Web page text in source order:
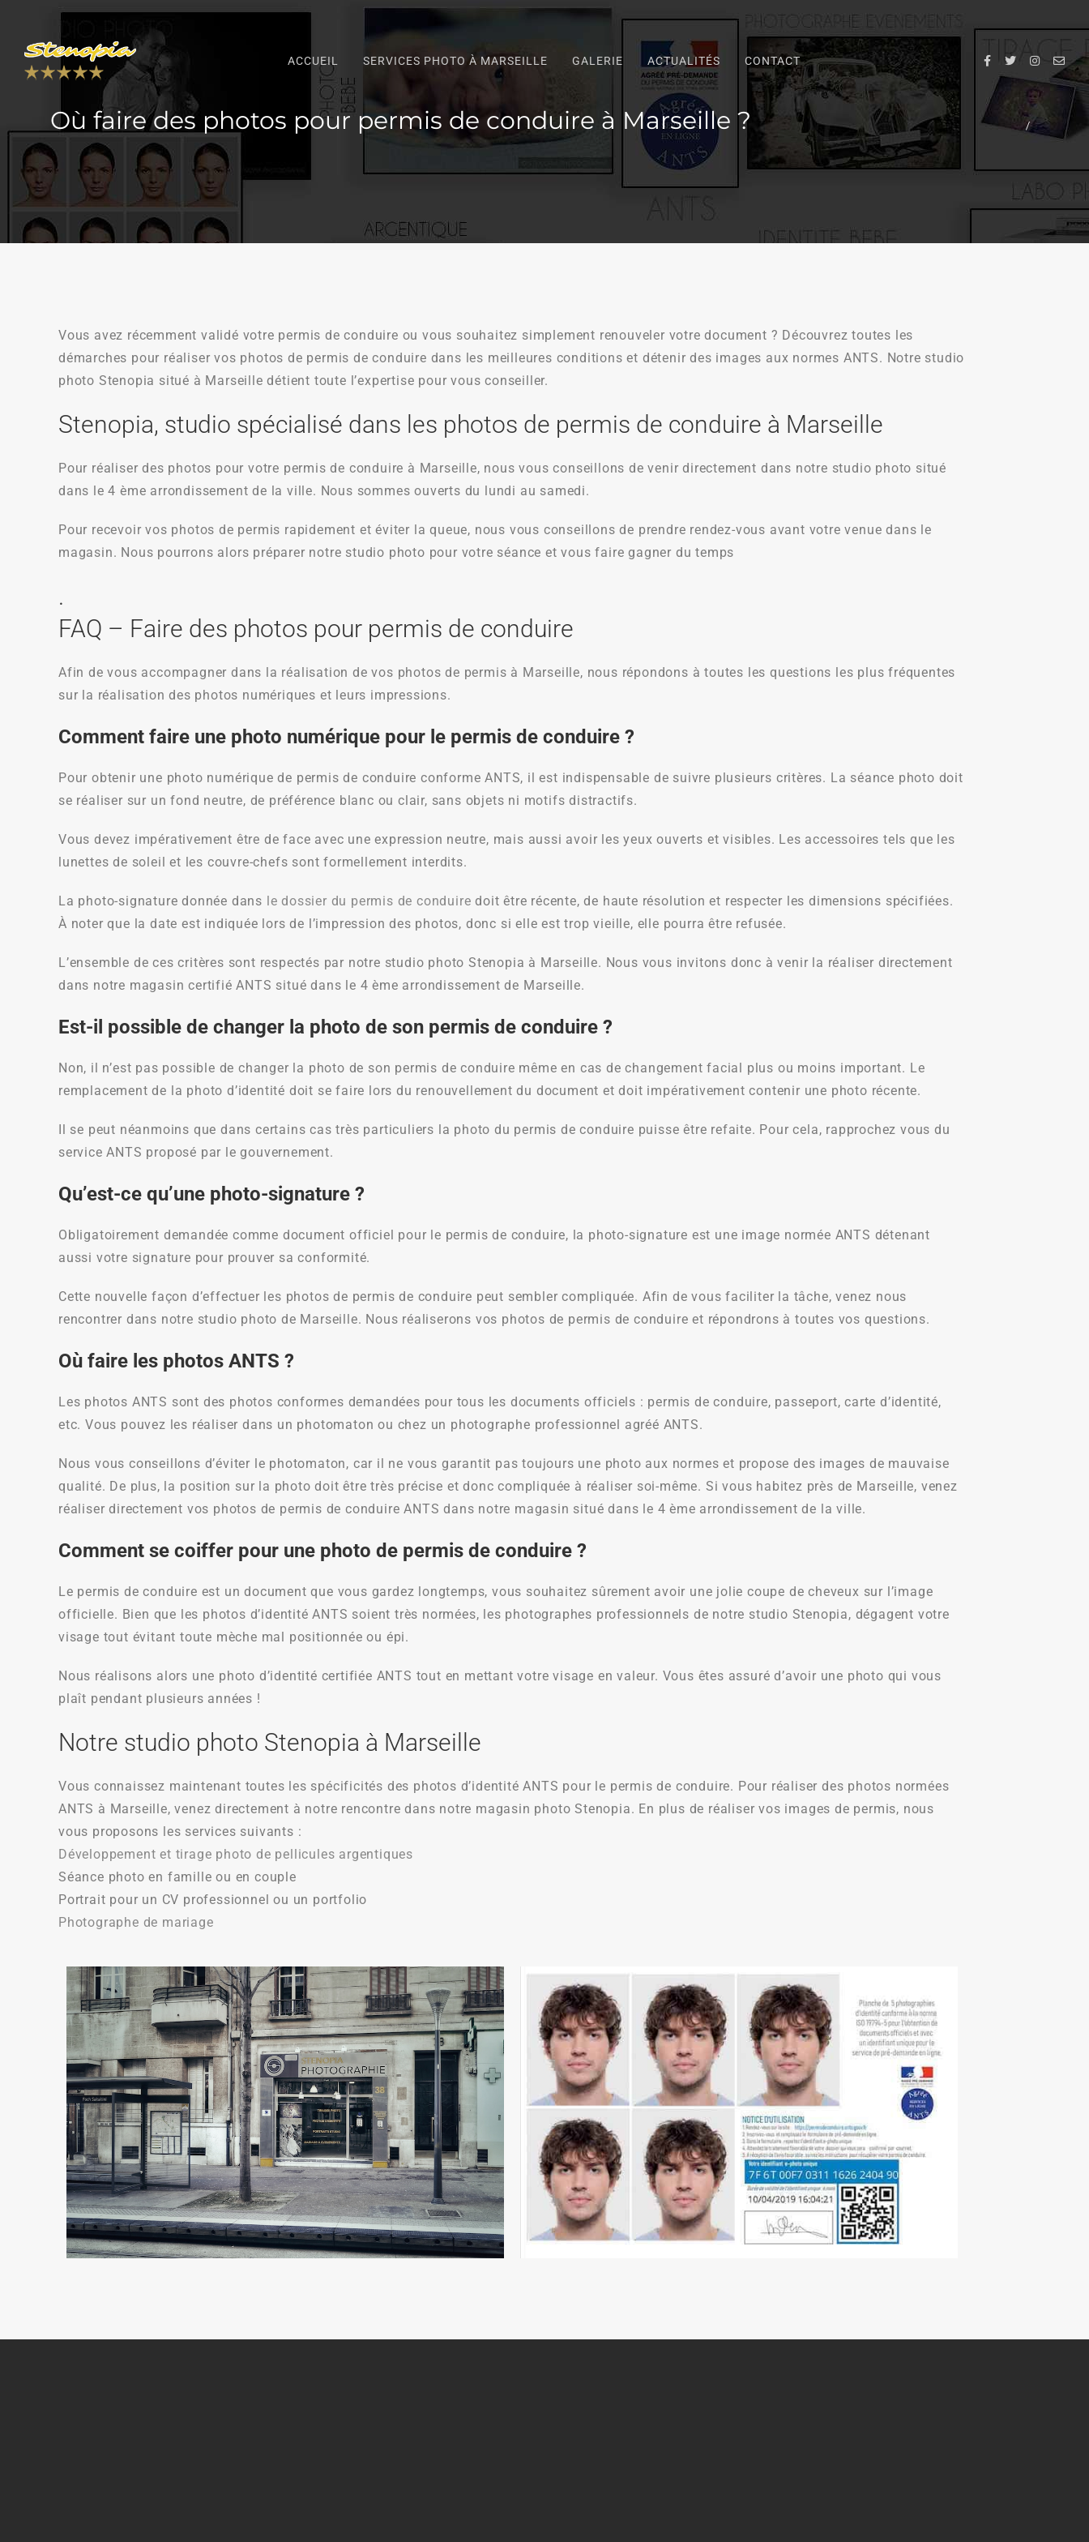
ACCUEIL SERVICES PHOTO À MARSEILLE GALERIE ACTUALITÉS CONTACT
Où faire des photos pour permis de conduire à Marseille ? /
Vous avez récemment validé votre permis de conduire ou vous souhaitez simplement renouveler votre document ? Découvrez toutes les
démarches pour réaliser vos photos de permis de conduire dans les meilleures conditions et détenir des images aux normes ANTS. Notre studio
photo Stenopia situé à Marseille détient toute l’expertise pour vous conseiller.
Stenopia, studio spécialisé dans les photos de permis de conduire à Marseille
Pour réaliser des photos pour votre permis de conduire à Marseille, nous vous conseillons de venir directement dans notre studio photo situé
dans le 4 ème arrondissement de la ville. Nous sommes ouverts du lundi au samedi.
Pour recevoir vos photos de permis rapidement et éviter la queue, nous vous conseillons de prendre rendez-vous avant votre venue dans le
magasin. Nous pourrons alors préparer notre studio photo pour votre séance et vous faire gagner du temps
.
FAQ – Faire des photos pour permis de conduire
Afin de vous accompagner dans la réalisation de vos photos de permis à Marseille, nous répondons à toutes les questions les plus fréquentes
sur la réalisation des photos numériques et leurs impressions.
Comment faire une photo numérique pour le permis de conduire ?
Pour obtenir une photo numérique de permis de conduire conforme ANTS, il est indispensable de suivre plusieurs critères. La séance photo doit
se réaliser sur un fond neutre, de préférence blanc ou clair, sans objets ni motifs distractifs.
Vous devez impérativement être de face avec une expression neutre, mais aussi avoir les yeux ouverts et visibles. Les accessoires tels que les
lunettes de soleil et les couvre-chefs sont formellement interdits.
La photo-signature donnée dans le dossier du permis de conduire doit être récente, de haute résolution et respecter les dimensions spécifiées.
À noter que la date est indiquée lors de l’impression des photos, donc si elle est trop vieille, elle pourra être refusée.
L’ensemble de ces critères sont respectés par notre studio photo Stenopia à Marseille. Nous vous invitons donc à venir la réaliser directement
dans notre magasin certifié ANTS situé dans le 4 ème arrondissement de Marseille.
Est-il possible de changer la photo de son permis de conduire ?
Non, il n’est pas possible de changer la photo de son permis de conduire même en cas de changement facial plus ou moins important. Le
remplacement de la photo d’identité doit se faire lors du renouvellement du document et doit impérativement contenir une photo récente.
Il se peut néanmoins que dans certains cas très particuliers la photo du permis de conduire puisse être refaite. Pour cela, rapprochez vous du
service ANTS proposé par le gouvernement.
Qu’est-ce qu’une photo-signature ?
Obligatoirement demandée comme document officiel pour le permis de conduire, la photo-signature est une image normée ANTS détenant
aussi votre signature pour prouver sa conformité.
Cette nouvelle façon d’effectuer les photos de permis de conduire peut sembler compliquée. Afin de vous faciliter la tâche, venez nous
rencontrer dans notre studio photo de Marseille. Nous réaliserons vos photos de permis de conduire et répondrons à toutes vos questions.
Où faire les photos ANTS ?
Les photos ANTS sont des photos conformes demandées pour tous les documents officiels : permis de conduire, passeport, carte d’identité,
etc. Vous pouvez les réaliser dans un photomaton ou chez un photographe professionnel agréé ANTS.
Nous vous conseillons d’éviter le photomaton, car il ne vous garantit pas toujours une photo aux normes et propose des images de mauvaise
qualité. De plus, la position sur la photo doit être très précise et donc compliquée à réaliser soi-même. Si vous habitez près de Marseille, venez
réaliser directement vos photos de permis de conduire ANTS dans notre magasin situé dans le 4 ème arrondissement de la ville.
Comment se coiffer pour une photo de permis de conduire ?
Le permis de conduire est un document que vous gardez longtemps, vous souhaitez sûrement avoir une jolie coupe de cheveux sur l’image
officielle. Bien que les photos d’identité ANTS soient très normées, les photographes professionnels de notre studio Stenopia, dégagent votre
visage tout évitant toute mèche mal positionnée ou épi.
Nous réalisons alors une photo d’identité certifiée ANTS tout en mettant votre visage en valeur. Vous êtes assuré d’avoir une photo qui vous
plaît pendant plusieurs années !
Notre studio photo Stenopia à Marseille
Vous connaissez maintenant toutes les spécificités des photos d’identité ANTS pour le permis de conduire. Pour réaliser des photos normées
ANTS à Marseille, venez directement à notre rencontre dans notre magasin photo Stenopia. En plus de réaliser vos images de permis, nous
vous proposons les services suivants :
Développement et tirage photo de pellicules argentiques
Séance photo en famille ou en couple
Portrait pour un CV professionnel ou un portfolio
Photographe de mariage